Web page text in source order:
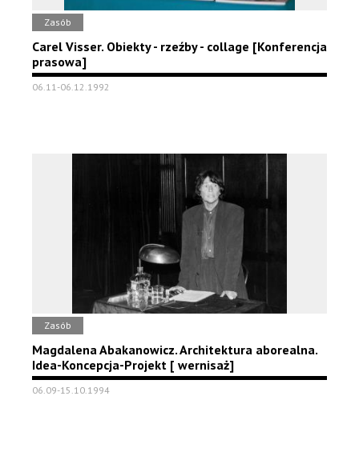
Zasób
Carel Visser. Obiekty - rzeźby - collage [Konferencja
prasowa]
06.11-06.12.1992
Zasób
Magdalena Abakanowicz. Architektura aborealna.
Idea-Koncepcja-Projekt [ wernisaż]
06.09-15.10.1994